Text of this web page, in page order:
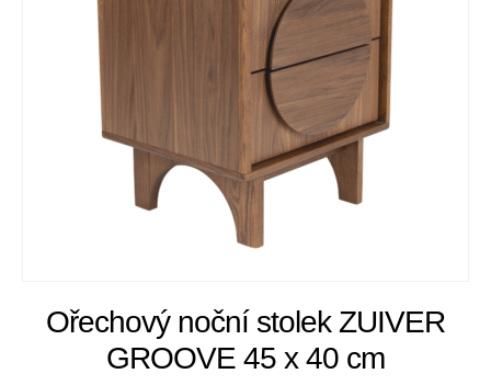
Ořechový noční stolek ZUIVER
GROOVE 45 x 40 cm